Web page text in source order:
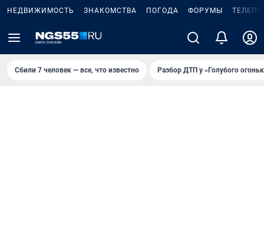
НЕДВИЖИМОСТЬ ЗНАКОМСТВА ПОГОДА ФОРУМЫ
Сбили 7 человек — все, что известно Разбор ДТП у «Голубого